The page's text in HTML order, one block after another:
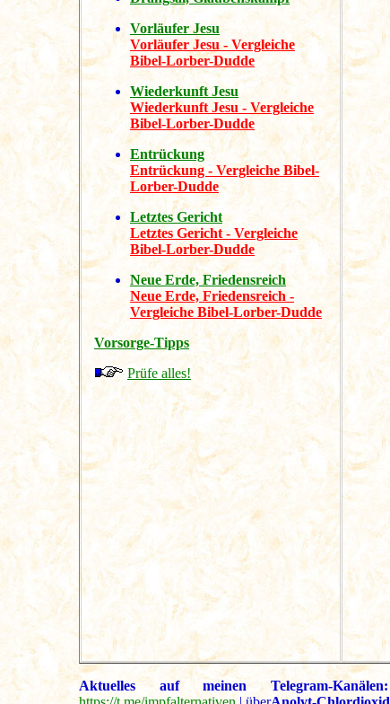
Vorläufer Jesu
Vorläufer Jesu - Vergleiche
Bibel-Lorber-Dudde
Wiederkunft Jesu
Wiederkunft Jesu - Vergleiche
Bibel-Lorber-Dudde
Entrückung
Entrückung - Vergleiche Bibel-
Lorber-Dudde
Letztes Gericht
Letztes Gericht - Vergleiche
Bibel-Lorber-Dudde
Neue Erde, Friedensreich
Neue Erde, Friedensreich -
Vergleiche Bibel-Lorber-Dudde
Vorsorge-Tipps
Prüfe alles!
Aktuelles auf meinen Telegram-Kanälen: